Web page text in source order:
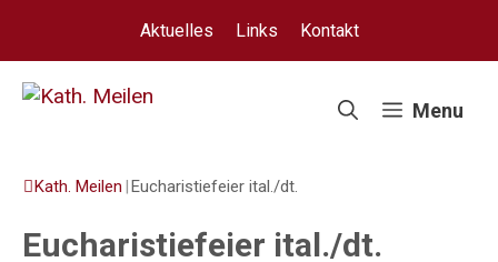
Inhalt
Aktuelles Links Kontakt
Menu
Kath. Meilen |Eucharistiefeier ital./dt.
Eucharistiefeier ital./dt.